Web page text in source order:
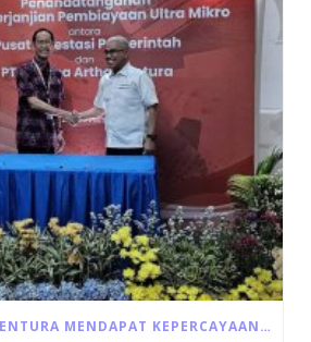
BAHANA ARTHA VENTURA MENDAPAT KEPERCAYAAN UNTUK PENYALURAN LANGSUNG PROGRAM ULTRA MIKRO DARI PEMERINTAH